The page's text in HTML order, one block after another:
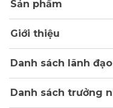
Sản phẩm
Giới thiệu
Danh sách lãnh
Danh sách trưởng